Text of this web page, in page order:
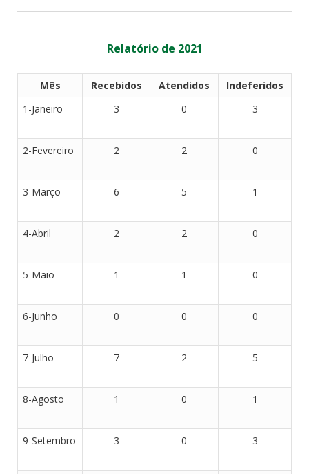
Relatório de 2021
Mês Recebidos Atendidos
Indeferidos
1-Janeiro
3 0 3
2-Fevereiro 2 2 0
3-Março 6 5 1
4-Abril 2 2 0
5-Maio 1 1 0
6-Junho 0 0 0
7-Julho 7 2 5
8-Agosto 1 0 1
9-Setembro 3 0 3